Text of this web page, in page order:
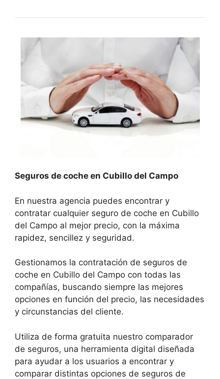
Seguros de coche en Cubillo del Campo
En nuestra agencia puedes encontrar y
contratar cualquier seguro de coche en Cubillo
del Campo al mejor precio, con la máxima
rapidez, sencillez y seguridad.
Gestionamos la contratación de seguros de
coche en Cubillo del Campo con todas las
compañías, buscando siempre las mejores
opciones en función del precio, las necesidades
y circunstancias del cliente.
Utiliza de forma gratuita nuestro comparador
de seguros, una herramienta digital diseñada
para ayudar a los usuarios a encontrar y
comparar distintas opciones de seguros de